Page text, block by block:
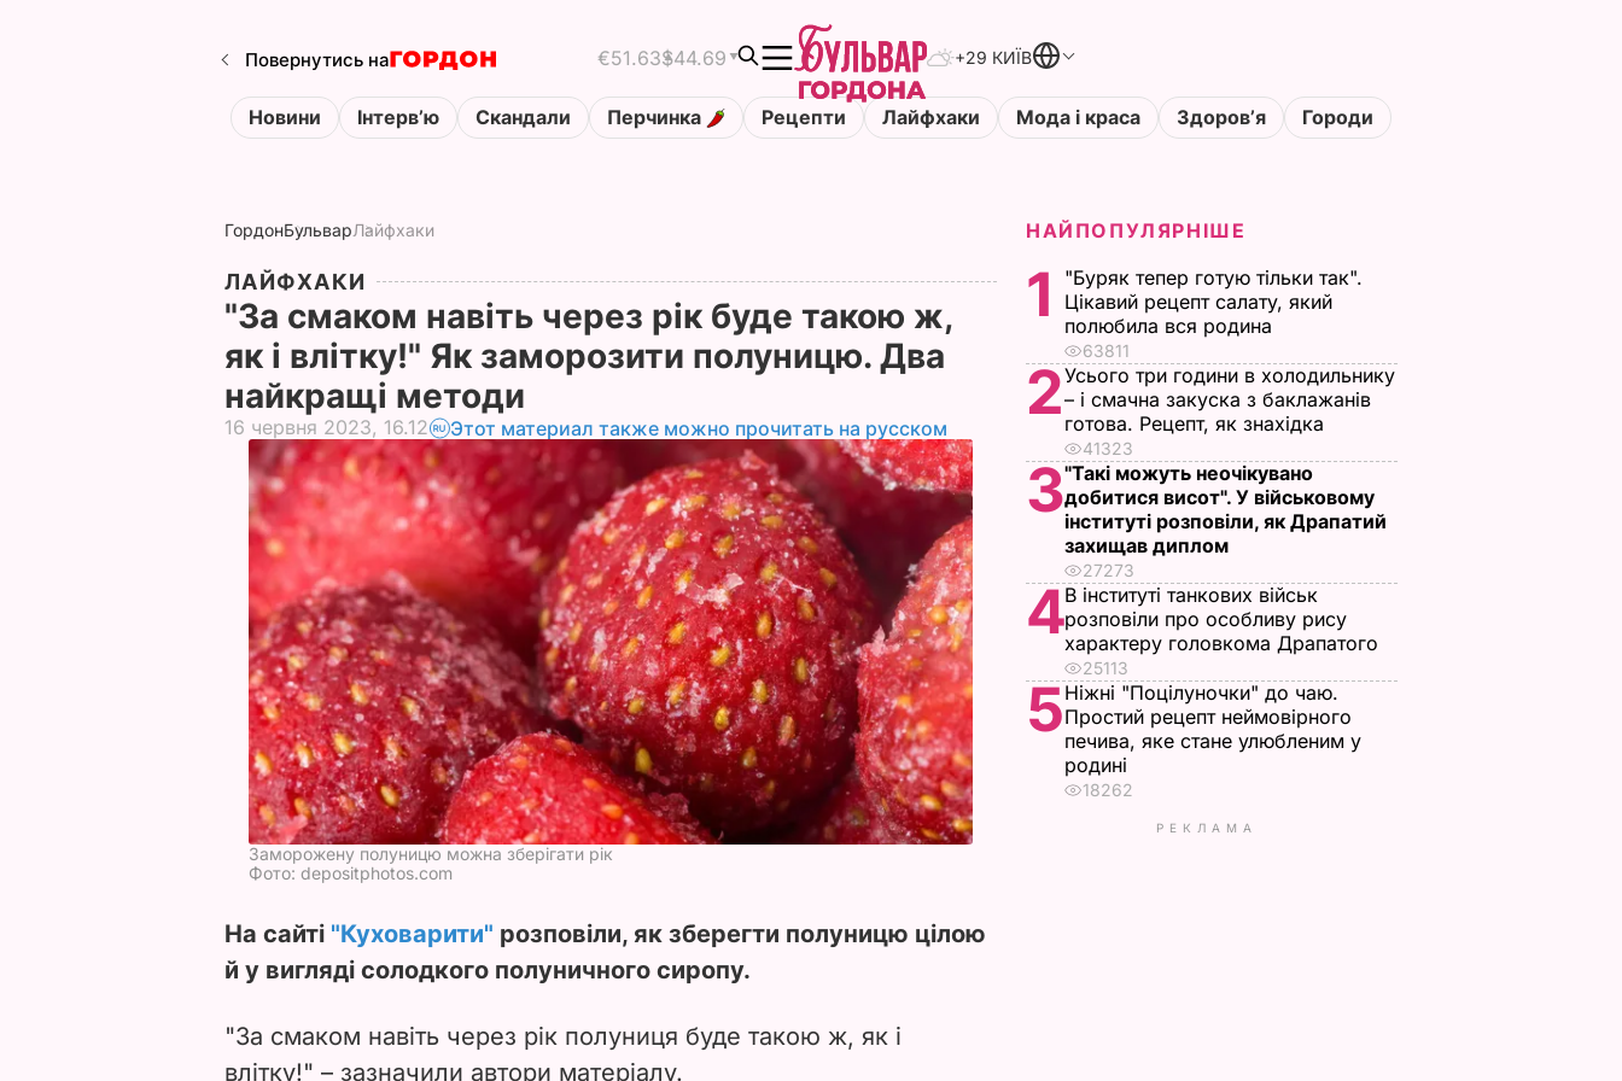
Повернутись на €51.63$44.69 +29 КИЇВ
Новини Інтервʼю Скандали Перчинка Рецепти Лайфхаки Мода і краса Здоровʼя Городи
ГордонБульварЛайфхаки
ЛАЙФХАКИ
"За смаком навіть через рік буде такою ж,
як і влітку!" Як заморозити полуницю. Два
найкращі методи
16 червня 2023, 16.12 Этот материал также можно прочитать на русском
Заморожену полуницю можна зберігати рік
Фото: depositphotos.com
На сайті "Куховарити" розповіли, як зберегти полуницю цілою
й у вигляді солодкого полуничного сиропу.
"За смаком навіть через рік полуниця буде такою ж, як і
влітку!" – зазначили автори матеріалу.
НАЙПОПУЛЯРНІШЕ
1
"Буряк тепер готую тільки так".
Цікавий рецепт салату, який
полюбила вся родина
63811
2Усього три години в холодильнику
– і смачна закуска з баклажанів
готова. Рецепт, як знахідка
41323
3"Такі можуть неочікувано
добитися висот". У військовому
інституті розповіли, як Драпатий
захищав диплом
27273
4В інституті танкових військ
розповіли про особливу рису
характеру головкома Драпатого
25113
5Ніжні "Поцілуночки" до чаю.
Простий рецепт неймовірного
печива, яке стане улюбленим у
родині
18262
РЕКЛАМА